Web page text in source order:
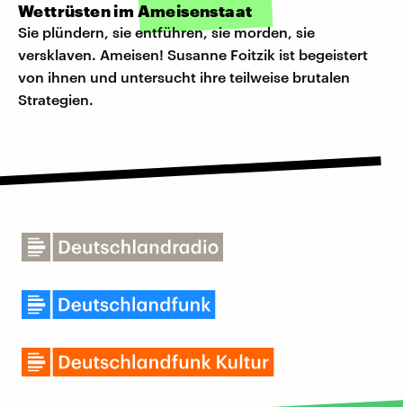
Wettrüsten im Ameisenstaat
Sie plündern, sie entführen, sie morden, sie
versklaven. Ameisen! Susanne Foitzik ist begeistert
von ihnen und untersucht ihre teilweise brutalen
Strategien.